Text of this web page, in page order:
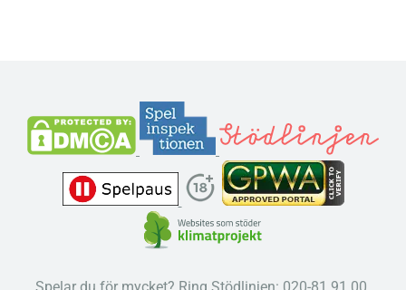
Spelar du för mycket? Ring Stödlinjen: 020-81 91 00.